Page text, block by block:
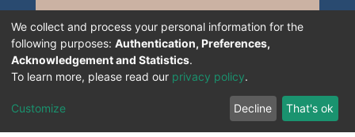
We collect and process your personal information for the
following purposes: Authentication, Preferences,
Acknowledgement and Statistics.
To learn more, please read our privacy policy.
Customize Decline That's ok